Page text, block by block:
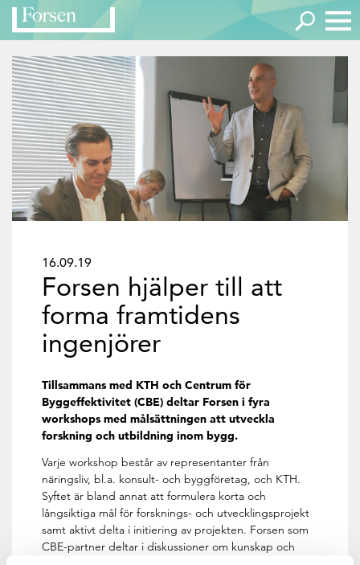
16.09.19
Forsen hjälper till att
forma framtidens
ingenjörer
Tillsammans med KTH och Centrum för
Byggeffektivitet (CBE) deltar Forsen i fyra
workshops med målsättningen att utveckla
forskning och utbildning inom bygg.
Varje workshop består av representanter från
näringsliv, bl.a. konsult- och byggföretag, och KTH.
Syftet är bland annat att formulera korta och
långsiktiga mål för forsknings- och utvecklingsprojekt
samt aktivt delta i initiering av projekten. Forsen som
CBE-partner deltar i diskussioner om kunskap och